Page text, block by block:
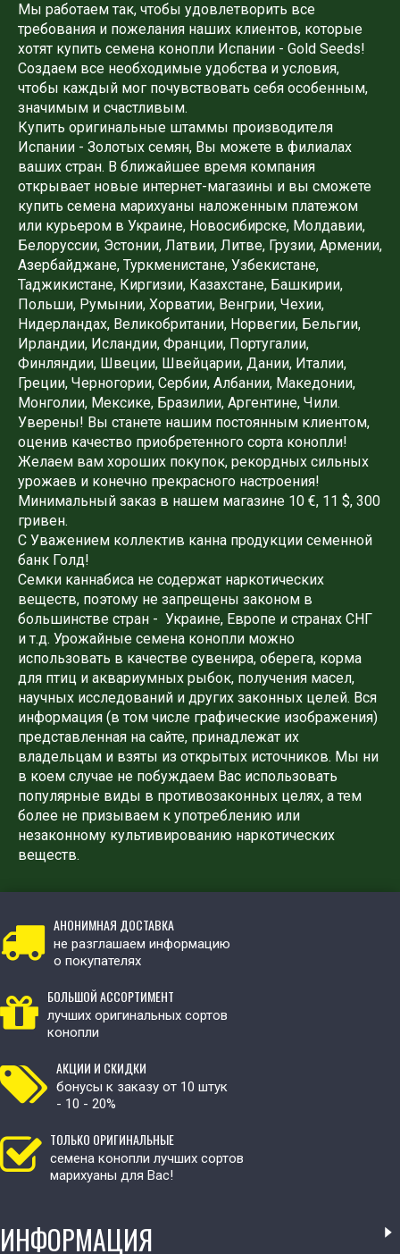
Мы работаем так, чтобы удовлетворить все
требования и пожелания наших клиентов, которые
хотят купить семена конопли Испании - Gold Seeds!
Создаем все необходимые удобства и условия,
чтобы каждый мог почувствовать себя особенным,
значимым и счастливым.
Купить оригинальные штаммы производителя
Испании - Золотых семян, Вы можете в филиалах
ваших стран. В ближайшее время компания
открывает новые интернет-магазины и вы сможете
купить семена марихуаны наложенным платежом
или курьером в Украине, Новосибирске, Молдавии,
Белоруссии, Эстонии, Латвии, Литве, Грузии, Армении,
Азербайджане, Туркменистане, Узбекистане,
Таджикистане, Киргизии, Казахстане, Башкирии,
Польши, Румынии, Хорватии, Венгрии, Чехии,
Нидерландах, Великобритании, Норвегии, Бельгии,
Ирландии, Исландии, Франции, Португалии,
Финляндии, Швеции, Швейцарии, Дании, Италии,
Греции, Черногории, Сербии, Албании, Македонии,
Монголии, Мексике, Бразилии, Аргентине, Чили.
Уверены! Вы станете нашим постоянным клиентом,
оценив качество приобретенного сорта конопли!
Желаем вам хороших покупок, рекордных сильных
урожаев и конечно прекрасного настроения!
Минимальный заказ в нашем магазине 10 €, 11 $, 300
гривен.
С Уважением коллектив канна продукции семенной
банк Голд!
Семки каннабиса не содержат наркотических
веществ, поэтому не запрещены законом в
большинстве стран - Украине, Европе и странах СНГ
и т.д. Урожайные семена конопли можно
использовать в качестве сувенира, оберега, корма
для птиц и аквариумных рыбок, получения масел,
научных исследований и других законных целей. Вся
информация (в том числе графические изображения)
представленная на сайте, принадлежат их
владельцам и взяты из открытых источников. Мы ни
в коем случае не побуждаем Вас использовать
популярные виды в противозаконных целях, а тем
более не призываем к употреблению или
незаконному культивированию наркотических
веществ.
АНОНИМНАЯ ДОСТАВКА
не разглашаем информацию
о покупателях
БОЛЬШОЙ АССОРТИМЕНТ
лучших оригинальных сортов
конопли
АКЦИИ И СКИДКИ
бонусы к заказу от 10 штук
- 10 - 20%
ТОЛЬКО ОРИГИНАЛЬНЫЕ
семена конопли лучших сортов
марихуаны для Вас!
ИНФОРМАЦИЯ